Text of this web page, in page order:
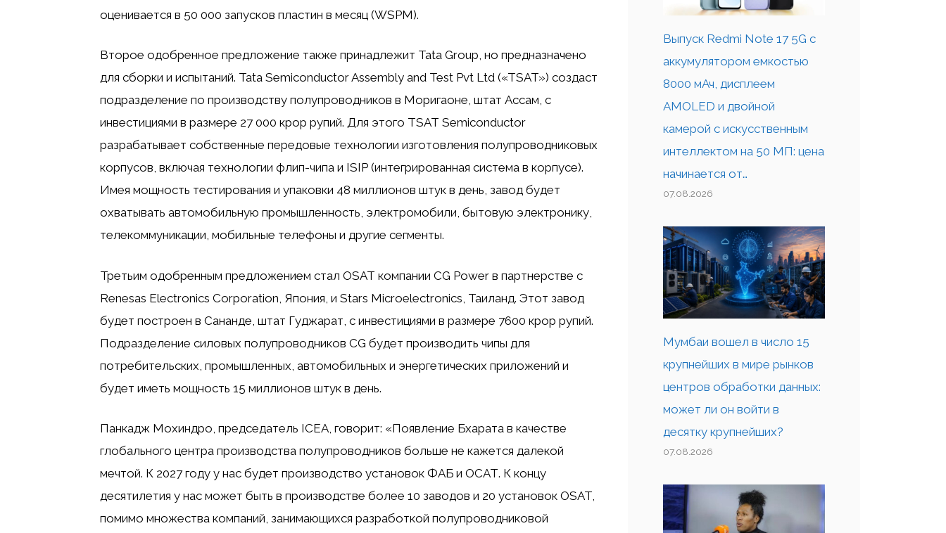
оценивается в 50 000 запусков пластин в месяц (WSPM).
Второе одобренное предложение также принадлежит Tata Group, но предназначено
для сборки и испытаний. Tata Semiconductor Assembly and Test Pvt Ltd («TSAT») создаст
подразделение по производству полупроводников в Моригаоне, штат Ассам, с
инвестициями в размере 27 000 крор рупий. Для этого TSAT Semiconductor
разрабатывает собственные передовые технологии изготовления полупроводниковых
корпусов, включая технологии флип-чипа и ISIP (интегрированная система в корпусе).
Имея мощность тестирования и упаковки 48 миллионов штук в день, завод будет
охватывать автомобильную промышленность, электромобили, бытовую электронику,
телекоммуникации, мобильные телефоны и другие сегменты.
Третьим одобренным предложением стал OSAT компании CG Power в партнерстве с
Renesas Electronics Corporation, Япония, и Stars Microelectronics, Таиланд. Этот завод
будет построен в Сананде, штат Гуджарат, с инвестициями в размере 7600 крор рупий.
Подразделение силовых полупроводников CG будет производить чипы для
потребительских, промышленных, автомобильных и энергетических приложений и
будет иметь мощность 15 миллионов штук в день.
Панкадж Мохиндро, председатель ICEA, говорит: «Появление Бхарата в качестве
глобального центра производства полупроводников больше не кажется далекой
мечтой. К 2027 году у нас будет производство установок ФАБ и ОСАТ. К концу
десятилетия у нас может быть в производстве более 10 заводов и 20 установок OSAT,
помимо множества компаний, занимающихся разработкой полупроводниковой
Выпуск Redmi Note 17 5G с
аккумулятором емкостью
8000 мАч, дисплеем
AMOLED и двойной
камерой с искусственным
интеллектом на 50 МП: цена
начинается от…
07.08.2026
Мумбаи вошел в число 15
крупнейших в мире рынков
центров обработки данных:
может ли он войти в
десятку крупнейших?
07.08.2026